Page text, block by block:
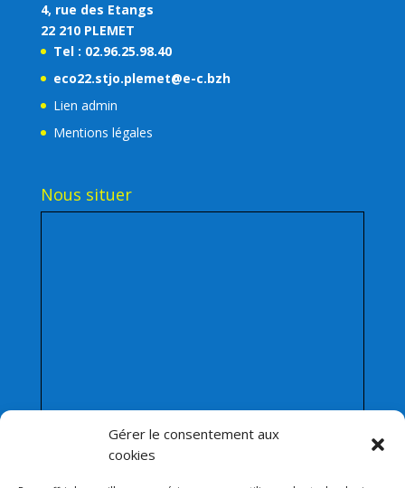
Gérer le consentement aux
cookies
4, rue des Etangs
22 210 PLEMET
Tel : 02.96.25.98.40
eco22.stjo.plemet@e-c.bzh
Lien admin
Mentions légales
Nous situer